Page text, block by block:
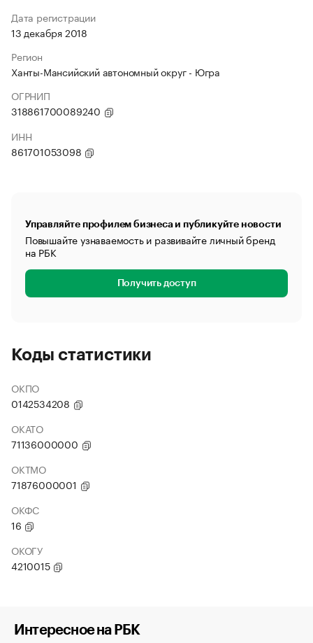
Дата регистрации
13 декабря 2018
Регион
Ханты-Мансийский автономный округ - Югра
ОГРНИП
318861700089240
ИНН
861701053098
Управляйте профилем бизнеса и публикуйте новости
Повышайте узнаваемость и развивайте личный бренд
на РБК
Получить доступ
Коды статистики
ОКПО
0142534208
ОКАТО
71136000000
ОКТМО
71876000001
ОКФС
16
ОКОГУ
4210015
Интересное на РБК